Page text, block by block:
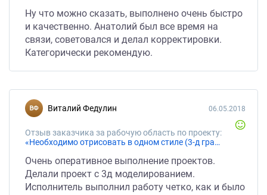
Ну что можно сказать, выполнено очень быстро
и качественно. Анатолий был все время на
связи, советовался и делал корректировки.
Категорически рекомендую.
Виталий Федулин
Отзыв заказчика за рабочую область по проекту:
«Необходимо отрисовать в одном стиле (3-д графика)»
06.05.2018
Очень оперативное выполнение проектов.
Делали проект с 3д моделированием.
Исполнитель выполнил работу четко, как и было